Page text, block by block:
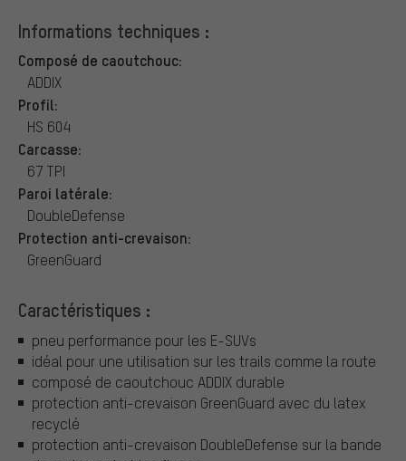
Informations techniques :
Composé de caoutchouc:
ADDIX
Profil:
HS 604
Carcasse:
67 TPI
Paroi latérale:
DoubleDefense
Protection anti-crevaison:
GreenGuard
Caractéristiques :
pneu performance pour les E-SUVs
idéal pour une utilisation sur les trails comme la route
composé de caoutchouc ADDIX durable
protection anti-crevaison GreenGuard avec du latex
recyclé
protection anti-crevaison DoubleDefense sur la bande